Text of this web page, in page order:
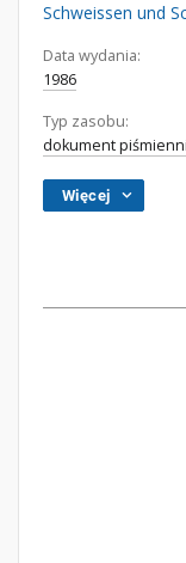
Schweissen und
Data wydania:
1986
Typ zasobu:
dokument
Więcej